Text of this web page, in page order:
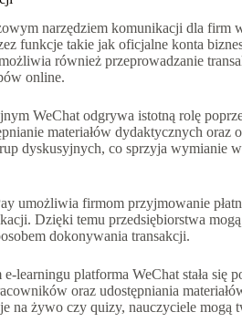
narzędziem komunikacji dla firm
funkcje takie jak oficjalne konta
również przeprowadzanie
online.
WeChat odgrywa istotną rolę
materiałów dydaktycznych oraz
dyskusyjnych, co sprzyja wymianie
umożliwia firmom przyjmowanie
Dzięki temu przedsiębiorstwa
dokonywania transakcji.
learningu platforma WeChat stała się
oraz udostępniania
na żywo czy quizy, nauczyciele mogą